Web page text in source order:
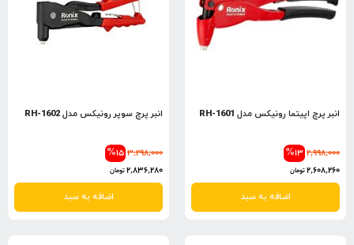
انبر پرچ اپیتما رونیکس مدل RH-1601
%13 2,998,000
2,608,260تومان
اضافه به سبد
انبر پرچ سوپر رونیکس مدل RH-1602
%15 3,298,000
2,836,280تومان
اضافه به سبد